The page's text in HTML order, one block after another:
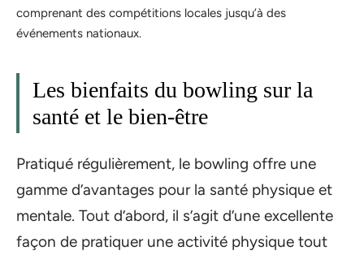
comprenant des compétitions locales jusqu’à des
événements nationaux.
Les bienfaits du bowling sur la
santé et le bien-être
Pratiqué régulièrement, le bowling offre une
gamme d’avantages pour la santé physique et
mentale. Tout d’abord, il s’agit d’une excellente
façon de pratiquer une activité physique tout